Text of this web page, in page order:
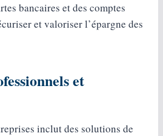
bancaires et des comptes
et valoriser l’épargne des
et
inclut des solutions de